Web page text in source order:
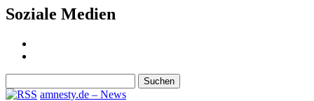
Soziale Medien
nach:
amnesty.de – News